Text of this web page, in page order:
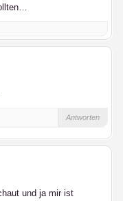
Antworten
und ja mir ist